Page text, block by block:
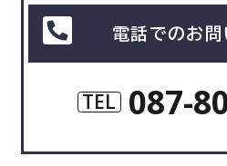
電話でのお問
TEL 087-